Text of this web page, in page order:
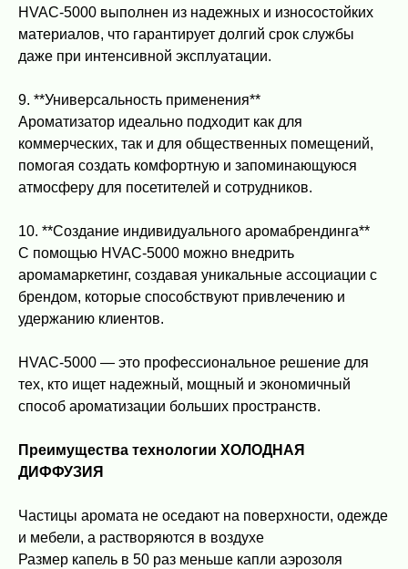
HVAC-5000 выполнен из надежных и износостойких
материалов, что гарантирует долгий срок службы
даже при интенсивной эксплуатации.
9. **Универсальность применения**
Ароматизатор идеально подходит как для
коммерческих, так и для общественных помещений,
помогая создать комфортную и запоминающуюся
атмосферу для посетителей и сотрудников.
10. **Создание индивидуального аромабрендинга**
С помощью HVAC-5000 можно внедрить
аромамаркетинг, создавая уникальные ассоциации с
брендом, которые способствуют привлечению и
удержанию клиентов.
HVAC-5000 — это профессиональное решение для
тех, кто ищет надежный, мощный и экономичный
способ ароматизации больших пространств.
Преимущества технологии ХОЛОДНАЯ
ДИФФУЗИЯ
Частицы аромата не оседают на поверхности, одежде
и мебели, а растворяются в воздухе
Размер капель в 50 раз меньше капли аэрозоля